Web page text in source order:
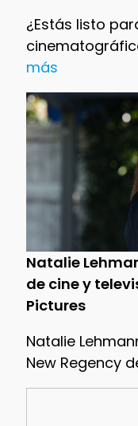
¿Estás listo
más
Natalie
de cine y
Pictures
Natalie
New Regency